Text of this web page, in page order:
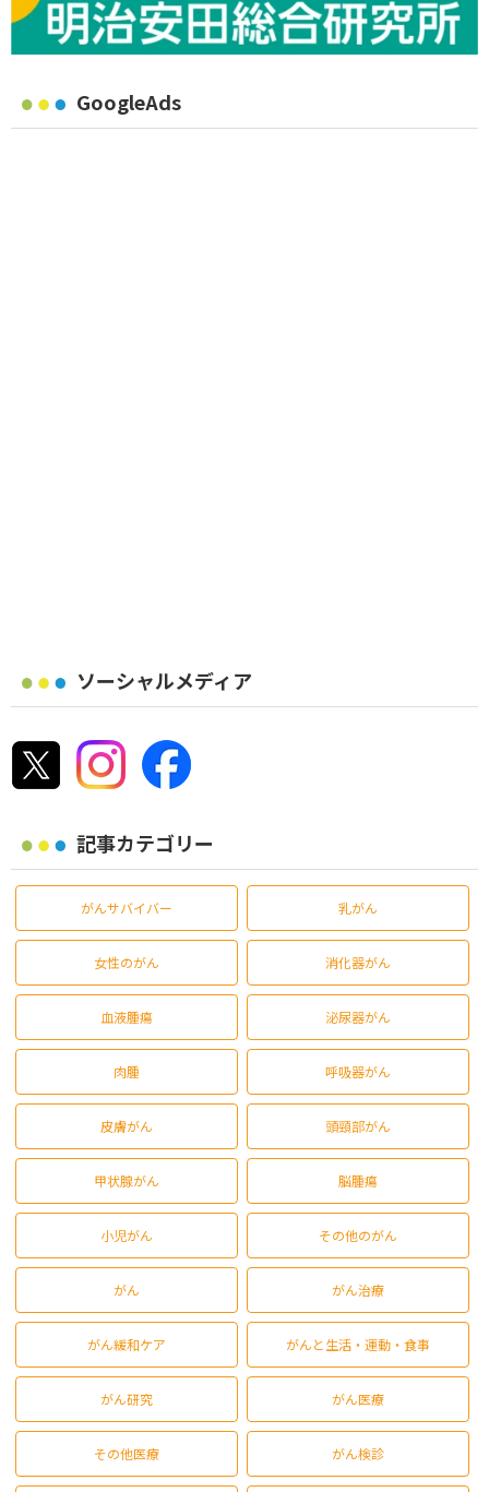
GoogleAds
ソーシャルメディア
記事カテゴリー
がんサバイバー 乳がん
女性のがん 消化器がん
血液腫瘍 泌尿器がん
肉腫 呼吸器がん
皮膚がん 頭頸部がん
甲状腺がん 脳腫瘍
小児がん その他のがん
がん がん治療
がん緩和ケア がんと生活・運動・食事
がん研究 がん医療
その他医療 がん検診